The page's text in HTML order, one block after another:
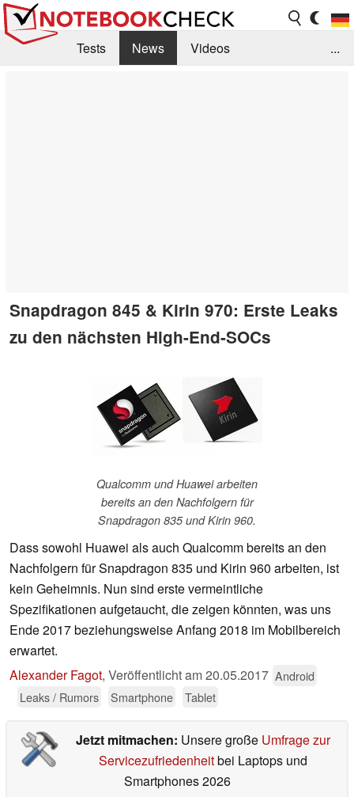
Tests News
Videos
...
Snapdragon 845 & Kirin 970: Erste Leaks
zu den nächsten High-End-SOCs
Qualcomm und Huawei arbeiten
bereits an den Nachfolgern für
Snapdragon 835 und Kirin 960.
Dass sowohl Huawei als auch Qualcomm bereits an den
Nachfolgern für Snapdragon 835 und Kirin 960 arbeiten, ist
kein Geheimnis. Nun sind erste vermeintliche
Spezifikationen aufgetaucht, die zeigen könnten, was uns
Ende 2017 beziehungsweise Anfang 2018 im Mobilbereich
erwartet.
Alexander Fagot, Veröffentlicht am20.05.2017 Android
Leaks / Rumors
Smartphone Tablet
Jetzt mitmachen: Unsere große Umfrage zur
Servicezufriedenheitbei Laptops und
Smartphones 2026